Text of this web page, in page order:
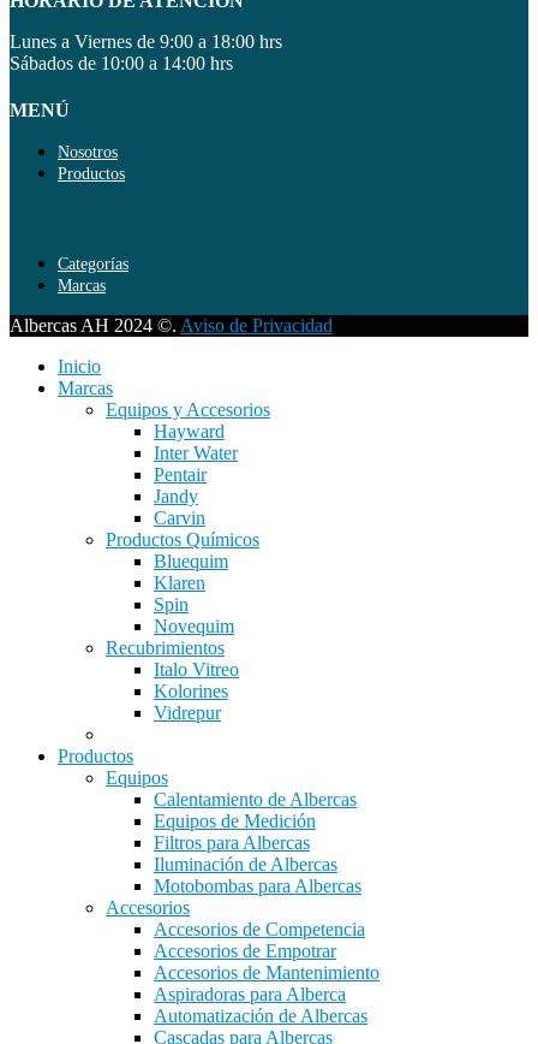
Lunes a Viernes de 9:00 a 18:00 hrs
Sábados de 10:00 a 14:00 hrs
MENÚ
Nosotros
Productos
Categorías
Marcas
Albercas AH 2024 ©. Aviso de Privacidad
Inicio
Marcas
Equipos y Accesorios
Hayward
Inter Water
Pentair
Jandy
Carvin
Productos Químicos
Bluequim
Klaren
Spin
Novequim
Recubrimientos
Italo Vitreo
Kolorines
Vidrepur
Productos
Equipos
Calentamiento de Albercas
Equipos de Medición
Filtros para Albercas
Iluminación de Albercas
Motobombas para Albercas
Accesorios
Accesorios de Competencia
Accesorios de Empotrar
Accesorios de Mantenimiento
Aspiradoras para Alberca
Automatización de Albercas
Cascadas para Albercas